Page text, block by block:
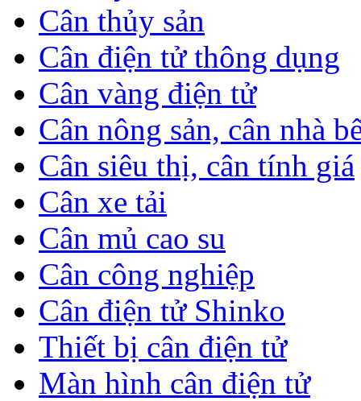
Cân thủy sản
Cân điện tử thông dụng
Cân vàng điện tử
Cân nông sản, cân nhà
Cân siêu thị, cân tính giá
Cân xe tải
Cân mủ cao su
Cân công nghiệp
Cân điện tử Shinko
Thiết bị cân điện tử
Màn hình cân điện tử